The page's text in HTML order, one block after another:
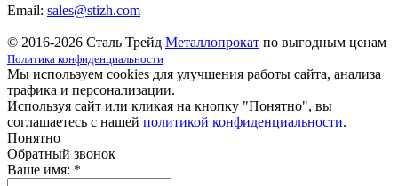
Email: sales@stizh.com
© 2016-2026 Сталь Трейд Металлопрокат по выгодным ценам
Политика конфиденциальности
Мы используем cookies для улучшения работы сайта, анализа
трафика и персонализации.
Используя сайт или кликая на кнопку "Понятно", вы
соглашаетесь с нашей политикой конфиденциальности.
Понятно
Обратный звонок
Ваше имя: *